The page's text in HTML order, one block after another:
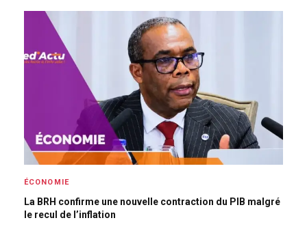
ÉCONOMIE
La BRH confirme une nouvelle contraction du PIB malgré
le recul de l’inflation